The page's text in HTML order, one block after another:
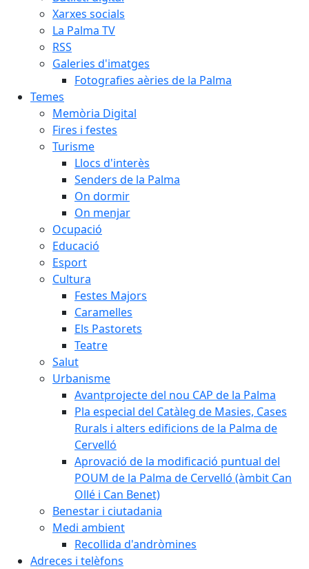
Xarxes socials
La Palma TV
RSS
Galeries d'imatges
Fotografies aèries de la Palma
Temes
Memòria Digital
Fires i festes
Turisme
Llocs d'interès
Senders de la Palma
On dormir
On menjar
Ocupació
Educació
Esport
Cultura
Festes Majors
Caramelles
Els Pastorets
Teatre
Salut
Urbanisme
Avantprojecte del nou CAP de la Palma
Pla especial del Catàleg de Masies, Cases
Rurals i alters edificions de la Palma de
Cervelló
Aprovació de la modificació puntual del
POUM de la Palma de Cervelló (àmbit Can
Ollé i Can Benet)
Benestar i ciutadania
Medi ambient
Recollida d'andròmines
Adreces i telèfons